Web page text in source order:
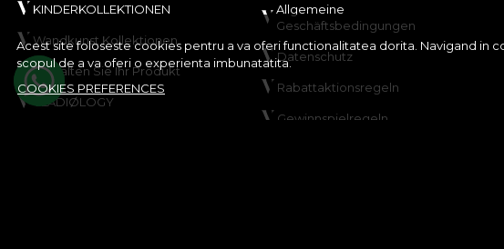
Acest site foloseste cookies pentru a va oferi functionalitatea dorita. Navigand in
scopul de a va oferi o experienta imbunatatita.
COOKIES PREFERENCES
KINDERKOLLEKTIONEN
Wandkunst Kollektionen
Gestalten Sie Ihr Produkt
VLADIØLOGY
Allgemeine
Geschäftsbedingungen
Datenschutz
Rabattaktionsregeln
Gewinnspielregeln